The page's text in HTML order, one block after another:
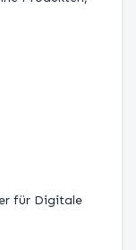
für Digitale